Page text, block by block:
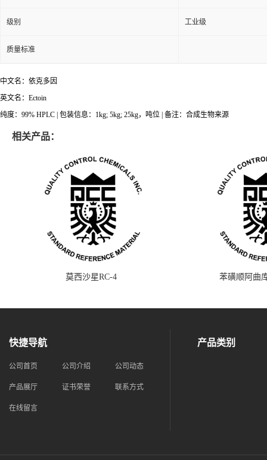
级别 工业级
质量标准
中文名：依克多因
英文名：Ectoin
纯度：99% HPLC | 包装信息：1kg; 5kg; 25kg，吨位 | 备注：合成生物来源
相关产品：
莫西沙星RC-4 苯磺顺阿曲
快捷导航
公司首页 公司介绍 公司动态
产品展厅 证书荣誉 联系方式
在线留言
产品类别